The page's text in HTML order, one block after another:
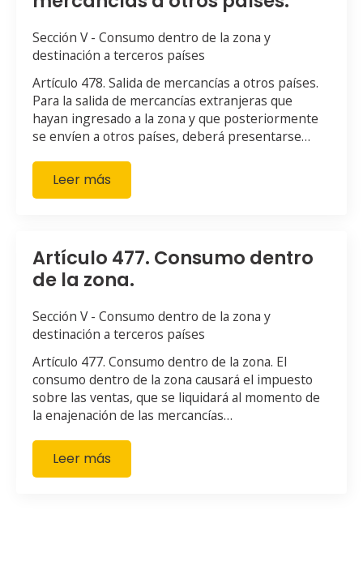
Sección V - Consumo dentro de la zona y
destinación a terceros países
Artículo 478. Salida de mercancías a otros países.
Para la salida de mercancías extranjeras que
hayan ingresado a la zona y que posteriormente
se envíen a otros países, deberá presentarse…
Leer más
Artículo 477. Consumo dentro
de la zona.
Sección V - Consumo dentro de la zona y
destinación a terceros países
Artículo 477. Consumo dentro de la zona. El
consumo dentro de la zona causará el impuesto
sobre las ventas, que se liquidará al momento de
la enajenación de las mercancías…
Leer más